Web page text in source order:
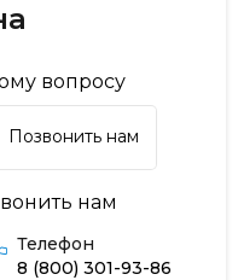
вопросу
Позвонить нам
нам
Телефон
8 (800) 301-93-86